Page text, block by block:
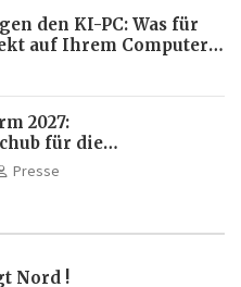
den KI-PC: Was für
auf Ihrem Computer
bleibt
2027:
für die
Presse
Nord !